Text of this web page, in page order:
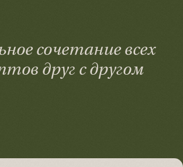
сочетание всех
друг с другом